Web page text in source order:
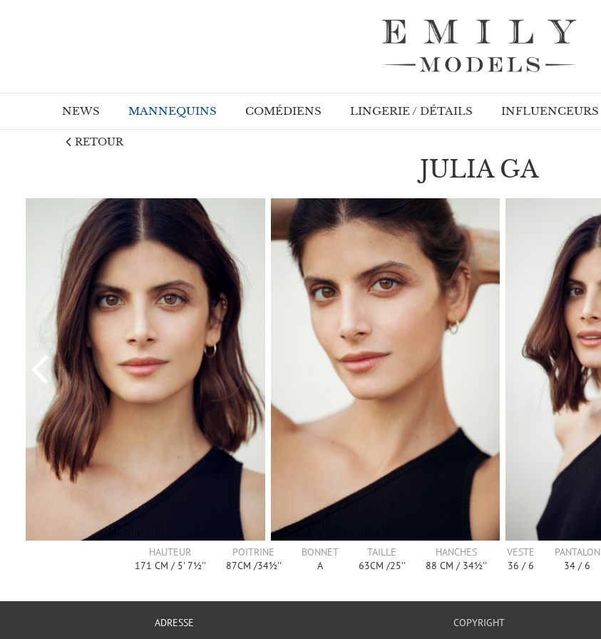
NEWS MANNEQUINS
Grande Taille
COMÉDIENS LINGERIE / DÉTAILS INFLUENCEURS
JULIA GA
RETOUR
HAUTEUR
171 CM / 5' 7½''
POITRINE
87CM /34½''
BONNET
A
TAILLE
63CM /25''
HANCHES
88 CM / 34½''
VESTE
36 /6
PANTALON
34 /6
ADRESSE COPYRIGHT